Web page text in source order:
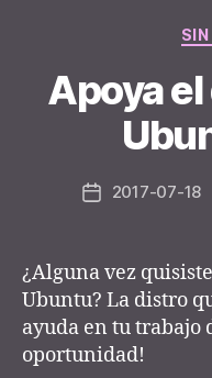
Apoya
Post2017-07-18
¿Alguna vez
Ubuntu? La distro
ayuda en tu trabajo
oportunidad!